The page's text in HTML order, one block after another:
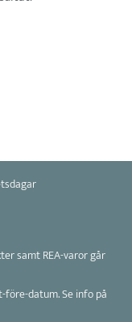
samt REA-varor går
datum. Se info på